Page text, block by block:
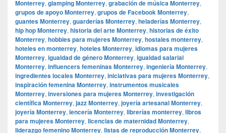
Monterrey, glamping Monterrey, grabación de música Monterrey,
grupos de apoyo Monterrey, grupos de Facebook Monterrey,
guantes Monterrey, guarderías Monterrey, heladerías Monterrey,
hip hop Monterrey, historia del arte Monterrey, historias de éxito
Monterrey, hobbies para mujeres Monterrey, hostales monterrey,
hoteles en monterrey, hoteles Monterrey, idiomas para mujeres
Monterrey, igualdad de género Monterrey, igualdad salarial
Monterrey, influencers femeninas Monterrey, ingeniería Monterrey,
ingredientes locales Monterrey, iniciativas para mujeres Monterrey,
inspiración femenina Monterrey, instrumentos musicales
Monterrey, inversiones para mujeres Monterrey, investigación
científica Monterrey, jazz Monterrey, joyería artesanal Monterrey,
joyería Monterrey, lencería Monterrey, librerías monterrey, libros
para mujeres Monterrey, licencias de maternidad Monterrey,
liderazgo femenino Monterrey, listas de reproducción Monterrey,